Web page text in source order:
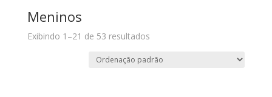
Meninos
Exibindo 1–21 de 53 resultados